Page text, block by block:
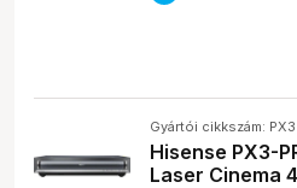
Gyártói cikkszám: PX3
Hisense PX3-
Laser Cinema